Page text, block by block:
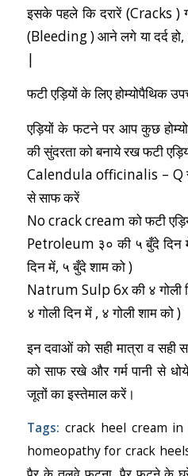
इसके पहले कि दरारें (Cracks )
(Bleeding ) आने लगे या दर्द
|
फटी एड़ियों के लिए होम्योपैथिक
एड़ियों के फटने पर आप कुछ
की सुंदरता को बनाये रख फटी
Calendula officinalis – Q से
से साफ करें
No crack cream को फटी
Petroleum ३० की ५ बुँदे दिन
दिन में, ५ बुँदे शाम को )
Natrum Sulp 6x की ४ गोली
४ गोली दिन में , ४ गोली शाम को )
इन दवाओं को सही मात्रा व सही
को साफ रखे और गर्म पानी से
जूतों का इस्तेमाल करें।
Tags: crack heel cream
homeopathy for crack